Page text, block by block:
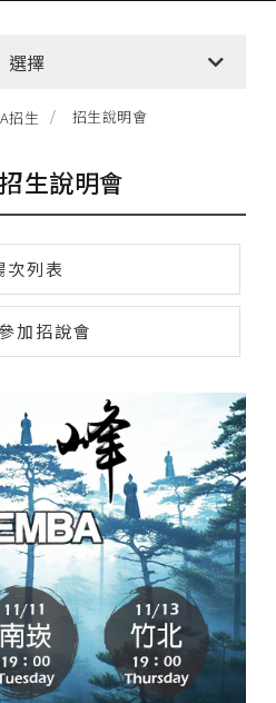
選擇
生最新消息
與報考說明
說明會
生 FAQ
學員推薦
管碩士班一般經營管理組
管理碩士在職學位學程
EMMA Program
招生 招生說明會
生說明會
次列表
加招說會